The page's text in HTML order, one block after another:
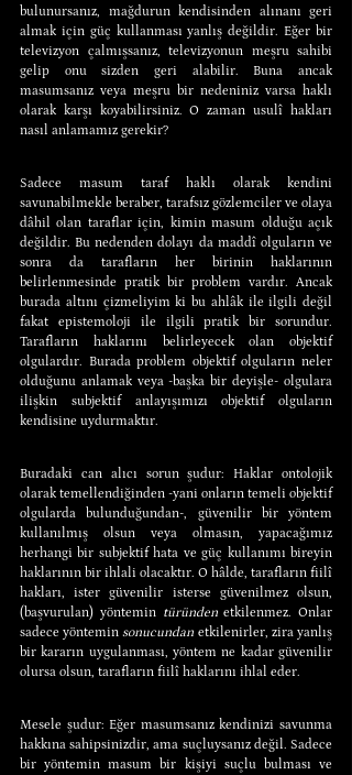
bulunursanız, mağdurun kendisinden alınanı geri
almak için güç kullanması yanlış değildir. Eğer bir
televizyon çalmışsanız, televizyonun meşru sahibi
gelip onu sizden geri alabilir. Buna ancak
masumsanız veya meşru bir nedeniniz varsa haklı
olarak karşı koyabilirsiniz. O zaman usulî hakları
nasıl anlamamız gerekir?
Sadece masum taraf haklı olarak kendini
savunabilmekle beraber, tarafsız gözlemciler ve olaya
dâhil olan taraflar için, kimin masum olduğu açık
değildir. Bu nedenden dolayı da maddî olguların ve
sonra da tarafların her birinin haklarının
belirlenmesinde pratik bir problem vardır. Ancak
burada altını çizmeliyim ki bu ahlâk ile ilgili değil
fakat epistemoloji ile ilgili pratik bir sorundur.
Tarafların haklarını belirleyecek olan objektif
olgulardır. Burada problem objektif olguların neler
olduğunu anlamak veya -başka bir deyişle- olgulara
ilişkin subjektif anlayışımızı objektif olguların
kendisine uydurmaktır.
Buradaki can alıcı sorun şudur: Haklar ontolojik
olarak temellendiğinden -yani onların temeli objektif
olgularda bulunduğundan-, güvenilir bir yöntem
kullanılmış olsun veya olmasın, yapacağımız
herhangi bir subjektif hata ve güç kullanımı bireyin
haklarının bir ihlali olacaktır. O hâlde, tarafların fiilî
hakları, ister güvenilir isterse güvenilmez olsun,
(başvurulan) yöntemin türünden etkilenmez. Onlar
sadece yöntemin sonucundan etkilenirler, zira yanlış
bir kararın uygulanması, yöntem ne kadar güvenilir
olursa olsun, tarafların fiilî haklarını ihlal eder.
Mesele şudur: Eğer masumsanız kendinizi savunma
hakkına sahipsinizdir, ama suçluysanız değil. Sadece
bir yöntemin masum bir kişiyi suçlu bulması ve